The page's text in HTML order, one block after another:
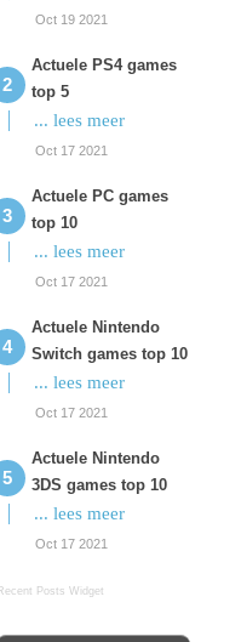
Oct 19 2021
Actuele PS4 games
top 5
... lees meer
Oct 17 2021
Actuele PC games
top 10
... lees meer
Oct 17 2021
Actuele Nintendo
Switch games top 10
... lees meer
Oct 17 2021
Actuele Nintendo
3DS games top 10
... lees meer
Oct 17 2021
Recent Posts Widget